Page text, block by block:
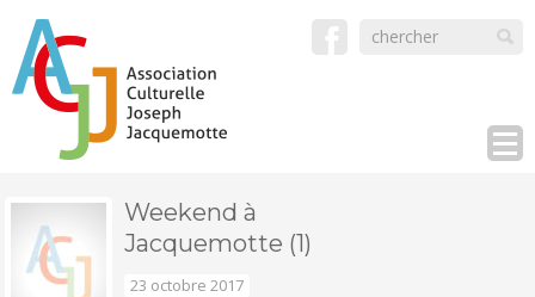
Weekend à
Jacquemotte (1)
23 octobre 2017